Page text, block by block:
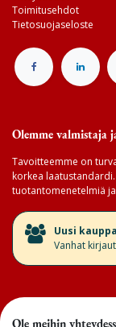
Toimitusehdot
Tietosuojaseloste
Olemme valmistaja
Tavoitteemme on
korkea
tuotantomenetelmiä
​Uusi
Vanhat
Ole meihin